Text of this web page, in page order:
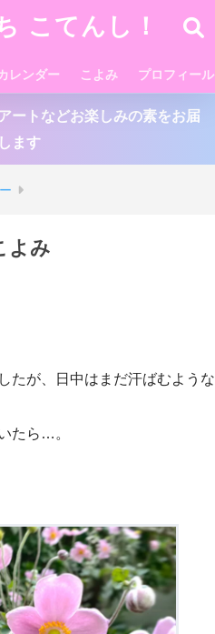
こてんし！
レンダー こよみ プロフィール
ートなどお楽しみの素をお届
ます
よみ
たが、日中はまだ汗ばむような
たら…。